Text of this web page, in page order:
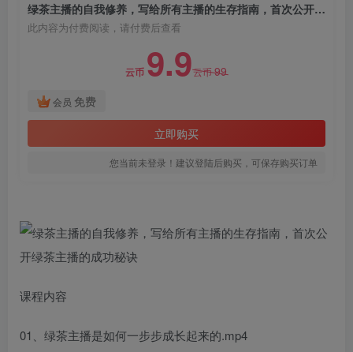
绿茶主播的自我修养，写给所有主播的生存指南，首次公开绿茶主播的成功秘诀
此内容为付费阅读，请付费后查看
云币 9.9云币99
会员 免费
立即购买
您当前未登录！建议登陆后购买，可保存购买订单
课程内容
01、绿茶主播是如何一步步成长起来的.mp4